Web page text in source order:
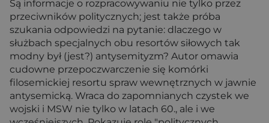
Są informacje o rozpracowywaniu nie tylko przez
przeciwników politycznych; jest także próba
szukania odpowiedzi na pytanie: dlaczego w
służbach specjalnych obu resortów siłowych tak
modny był (jest?) antysemityzm? Autor omawia
cudowne przepoczwarczenie się komórki
filosemickiej resortu spraw wewnętrznych w jawnie
antysemicką. Wraca do zapomnianych czystek we
wojski i MSW nie tylko w latach 60., ale i we